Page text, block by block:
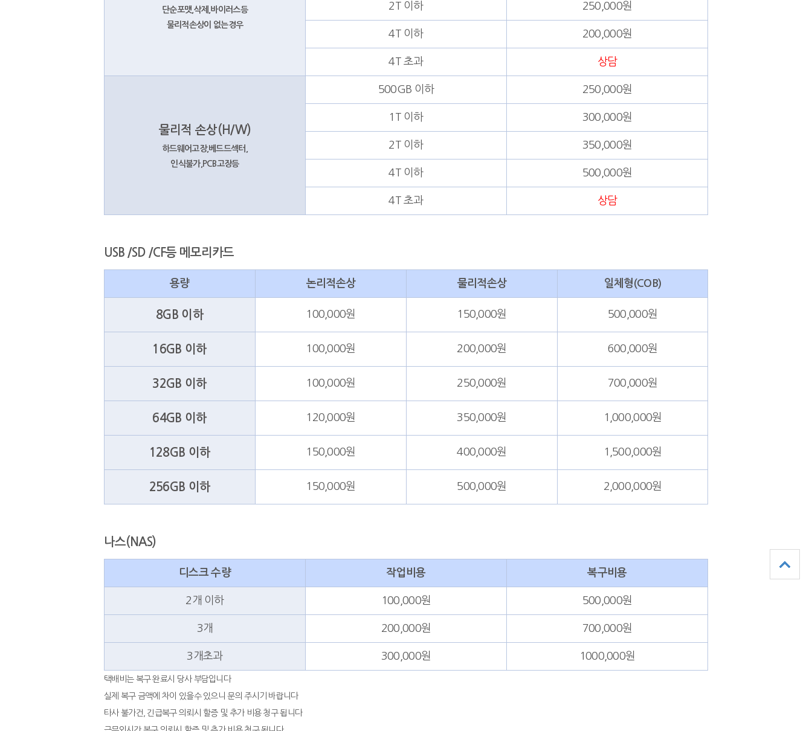
단순포맷,삭제,바이러스등
물리적손상이 없는경우
2T 이하 250,000원
4T 이하 200,000원
4T 초과 상담
물리적 손상(H/W)
하드웨어고장,베드드섹터,
인식불가,PCB고장등
500GB 이하 250,000원
1T 이하 300,000원
2T 이하 350,000원
4T 이하 500,000원
4T 초과 상담
USB /SD /CF등 메모리카드
용량 논리적손상 물리적손상 일체형(COB)
8GB 이하 100,000원 150,000원 500,000원
16GB 이하 100,000원 200,000원 600,000원
32GB 이하 100,000원 250,000원 700,000원
64GB 이하 120,000원 350,000원 1,000,000원
128GB 이하 150,000원 400,000원 1,500,000원
256GB 이하 150,000원 500,000원 2,000,000원
나스(NAS)
디스크 수량 작업비용 복구비용
2개 이하 100,000원 500,000원
3개 200,000원 700,000원
3개초과 300,000원 1000,000원
택배비는 복구 완료시 당사 부담입니다
실제 복구 금액에 차이 있을수 있으니 문의 주시기 바랍니다
타사 불가건, 긴급복구 의뢰시 할증 및 추가 비용 청구 됩니다